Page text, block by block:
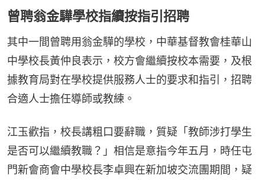
曾聘翁金驊學校指續按指引招聘
其中一間曾聘用翁金驊的學校，中華基督教會桂華山
中學校長黃仲良表示，校方會繼續按校本需要，及根
據教育局對在學校提供服務人士的要求和指引，招聘
合適人士擔任導師或教練。
江玉歡指，校長講粗口要辭職，質疑「教師涉打學生
是否可以繼續教職？」相信是意指今年五月，時任屯
門新會商會中學校長李卓興在新加坡交流團期間，疑